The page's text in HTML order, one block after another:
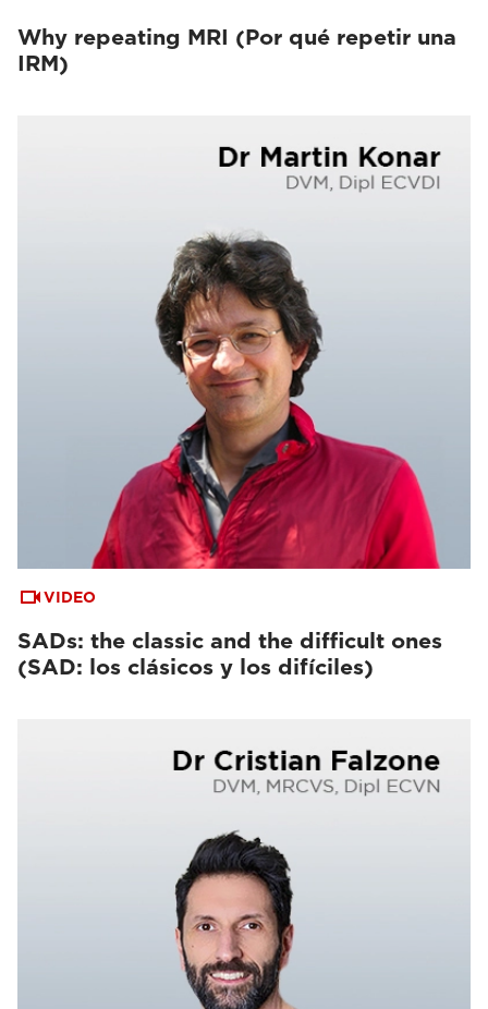
Why repeating MRI (Por qué repetir una
IRM)
VIDEO
SADs: the classic and the difficult ones
(SAD: los clásicos y los difíciles)